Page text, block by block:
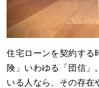
住宅ローンを契約する
険」いわゆる「団信」
いる人なら、その存在